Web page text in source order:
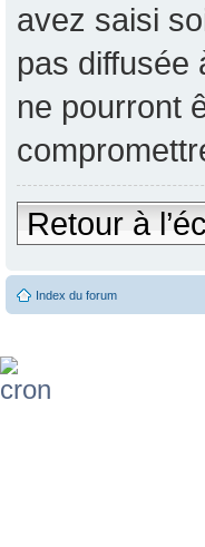
avez saisi
pas diffusée
ne pourront
Retour à
Index du forum